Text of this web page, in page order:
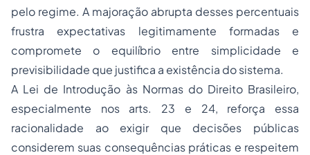
pelo regime. A majoração abrupta desses percentuais
frustra expectativas legitimamente formadas e
compromete o equilíbrio entre simplicidade e
previsibilidade que justifica a existência do sistema.
A Lei de Introdução às Normas do Direito Brasileiro,
especialmente nos arts. 23 e 24, reforça essa
racionalidade ao exigir que decisões públicas
considerem suas consequências práticas e respeitem